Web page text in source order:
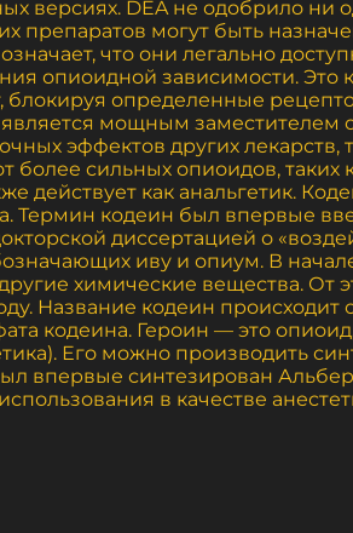
версиях. DEA не одобрило ни
препаратов могут быть
что они легально
опиоидной зависимости. Это
определенные
мощным заместителем
эффектов других лекарств,
более сильных опиоидов,
действует как анальгетик.
Термин кодеин был впервые
диссертацией о
иву и опиум. В
химические вещества. От
Название кодеин происходит
кодеина. Героин — это
Его можно производить
впервые синтезирован
в качестве